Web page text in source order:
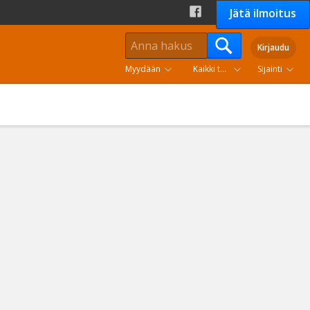
Jätä ilmoitus
Kirjaudu
Myydään
Kaikki tuoteryhmät Sijainti